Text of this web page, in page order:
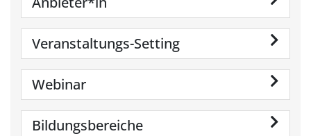
Veranstaltungs-Setting
Webinar
Bildungsbereiche